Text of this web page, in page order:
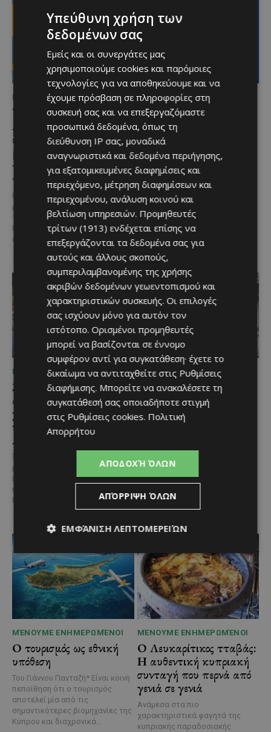
ΜΈΝΟΥΜΕ ΚΎΠΡΟ
Το 10ο Φεστιβάλ
Αγροτικού Πολιτισμού
επιστρέφει στον Πρωταρά
με μουσική,
παραδοσιακές γεύσεις και
πλούσιο πρόγραμμα
Η κυπριακή παράδοση δίνει ξανά
ραντεβού στον Πρωταρά, καθώς
το 10ο Φεστιβάλ Αγροτικού
Πολιτισμού θα πραγματοποιηθεί
στις 2...
ΜΈΝΟΥΜΕ ΕΝΗΜΕΡΩΜΈΝΟΙ
Διεθνώς αναγνωρισμένα
κρασιά στην κορυφαία
σχέση ποιότητας-τιμής
από τη Lidl Κύπρου
Με σφραγίδα ποιότητας από
τους Masters of Wine, η κάβα της
εταιρείας συνδυάζει εξαιρετική
ποικιλία, διεθνείς διακρίσεις
και...
ΜΈΝΟΥΜΕ ΕΝΗΜΕΡΩΜΈΝΟΙ
Ξεκίνησε η
αντικατάσταση 100
χιλιομέτρων δικτύου
ύδρευσης στο κέντρο της
Λεμεσού
Έργο προϋπολογισμού €9,2 εκατ.
με συγχρηματοδότηση από την
Ε.Ε. Με τελετή που
πραγματοποιήθηκε το πρωί της
Πέμπτης, 6 Αυγούστου...
ΜΈΝΟΥΜΕ ΕΝΗΜΕΡΩΜΈΝΟΙ
Η Mercedes-Benz
γιορτάζει έναν αιώνα
ιστορίας και κοιτάζει
προς το μέλλον
όνομά τους έγινε συνώνυμο της
ίδιας της ιστορίας του
ΜΈΝΟΥΜΕ ΕΝΗΜΕΡΩΜΈΝΟΙ
Ο τουρισμός ως εθνική
υπόθεση
Του Γιάννου Πανταζή* Είναι κοινή
πεποίθηση ότι ο τουρισμός
αποτελεί μία από τις
σημαντικότερες βιομηχανίες της
Κύπρου και διαχρονικά...
ΜΈΝΟΥΜΕ ΕΝΗΜΕΡΩΜΈΝΟΙ
Ο Λευκαρίτικος τταβάς:
Η αυθεντική κυπριακή
συνταγή που περνά από
γενιά σε γενιά
Ανάμεσα στα πιο
χαρακτηριστικά φαγητά της
κυπριακής παραδοσιακής
Υπεύθυνη χρήση των
δεδομένων σας
Εμείς και οι συνεργάτες μας
χρησιμοποιούμε cookies και παρόμοιες
τεχνολογίες για να αποθηκεύουμε και να
έχουμε πρόσβαση σε πληροφορίες στη
συσκευή σας και να επεξεργαζόμαστε
προσωπικά δεδομένα, όπως τη
διεύθυνση IP σας, μοναδικά
αναγνωριστικά και δεδομένα περιήγησης,
για εξατομικευμένες διαφημίσεις και
περιεχόμενο, μέτρηση διαφημίσεων και
περιεχομένου, ανάλυση κοινού και
βελτίωση υπηρεσιών. Προμηθευτές
τρίτων (1913) ενδέχεται επίσης να
επεξεργάζονται τα δεδομένα σας για
αυτούς και άλλους σκοπούς,
συμπεριλαμβανομένης της χρήσης
ακριβών δεδομένων γεωεντοπισμού και
χαρακτηριστικών συσκευής. Οι επιλογές
σας ισχύουν μόνο για αυτόν τον
ιστότοπο. Ορισμένοι προμηθευτές
μπορεί να βασίζονται σε έννομο
συμφέρον αντί για συγκατάθεση· έχετε το
δικαίωμα να αντιταχθείτε στις Ρυθμίσεις
διαφήμισης. Μπορείτε να ανακαλέσετε τη
συγκατάθεσή σας οποιαδήποτε στιγμή
στις Ρυθμίσεις cookies. Πολιτική
Απορρήτου
ΑΠΟΔΟΧΉ ΌΛΩΝ
ΑΠΌΡΡΙΨΗ ΌΛΩΝ
ΕΜΦΆΝΙΣΗ ΛΕΠΤΟΜΕΡΕΙΏΝ